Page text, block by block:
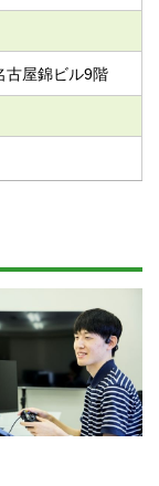
屋錦ビル9階